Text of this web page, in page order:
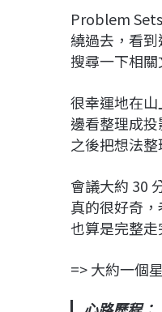
Problem
繞過去，看
搜尋一下相關
很幸運地在
邊看整理成
之後把想法
會議大約 30
真的很好奇
也算是完整走
=> 大約一個